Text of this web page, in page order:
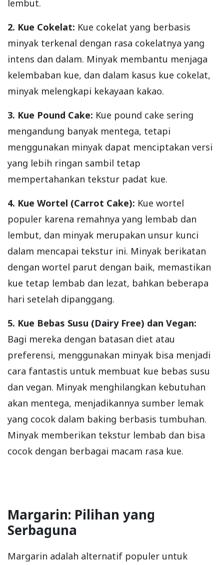
lembut.
2. Kue Cokelat: Kue cokelat yang berbasis
minyak terkenal dengan rasa cokelatnya yang
intens dan dalam. Minyak membantu menjaga
kelembaban kue, dan dalam kasus kue cokelat,
minyak melengkapi kekayaan kakao.
3. Kue Pound Cake: Kue pound cake sering
mengandung banyak mentega, tetapi
menggunakan minyak dapat menciptakan versi
yang lebih ringan sambil tetap
mempertahankan tekstur padat kue.
4. Kue Wortel (Carrot Cake): Kue wortel
populer karena remahnya yang lembab dan
lembut, dan minyak merupakan unsur kunci
dalam mencapai tekstur ini. Minyak berikatan
dengan wortel parut dengan baik, memastikan
kue tetap lembab dan lezat, bahkan beberapa
hari setelah dipanggang.
5. Kue Bebas Susu (Dairy Free) dan Vegan:
Bagi mereka dengan batasan diet atau
preferensi, menggunakan minyak bisa menjadi
cara fantastis untuk membuat kue bebas susu
dan vegan. Minyak menghilangkan kebutuhan
akan mentega, menjadikannya sumber lemak
yang cocok dalam baking berbasis tumbuhan.
Minyak memberikan tekstur lembab dan bisa
cocok dengan berbagai macam rasa kue.
Margarin: Pilihan yang
Serbaguna
Margarin adalah alternatif populer untuk